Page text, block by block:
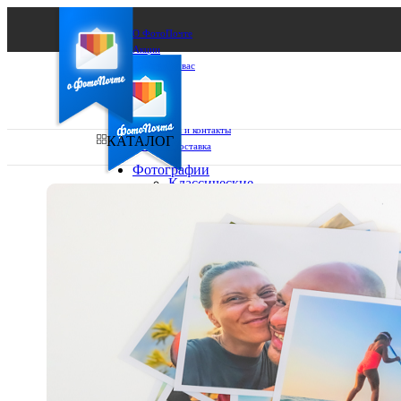
О ФотоПочте
Акции
Сделаем за вас
Бизнесу
FAQ
Франшиза
Поддержка и контакты
Оплата и доставка
Выберите из списка:
КАТАЛОГ
Фотографии
Классические
10х15
15х15
15х20
20х20
20х30
30х30
30х40
Фото
в